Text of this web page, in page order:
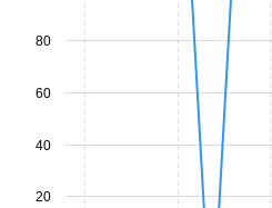
20
40
60
80